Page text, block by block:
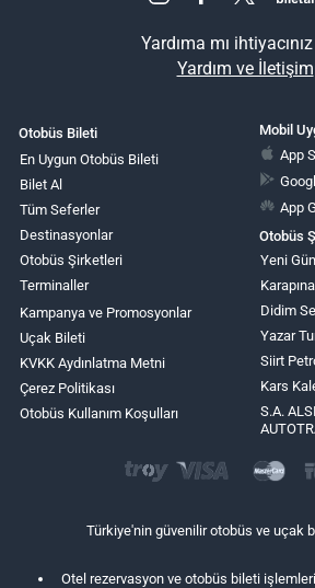
Yardıma mı
Yardım ve İletişim
Otobüs Bileti
En Uygun Otobüs Bileti
Bilet Al
Tüm Seferler
Destinasyonlar
Otobüs Şirketleri
Terminaller
Kampanya ve Promosyonlar
Uçak Bileti
KVKK Aydınlatma Metni
Çerez Politikası
Otobüs Kullanım Koşulları
Mobil
App
App
Otobüs
Yeni
Didim
Yazar
Siirt
Kars
S.A.
Türkiye'nin güvenilir otobüs ve uçak
Otel rezervasyon ve otobüs bileti